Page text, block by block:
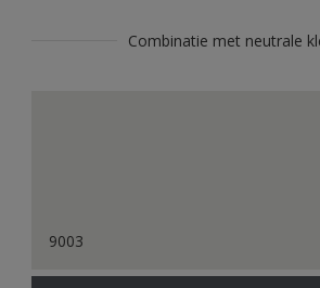
Combinatie met neutrale
9003